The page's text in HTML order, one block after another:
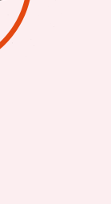
von
mussten“
hat
Kathy (Nina
sprechen –
auch zu